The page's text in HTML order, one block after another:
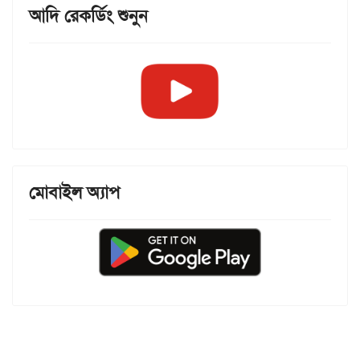
আদি রেকর্ডিং শুনুন
মোবাইল অ্যাপ